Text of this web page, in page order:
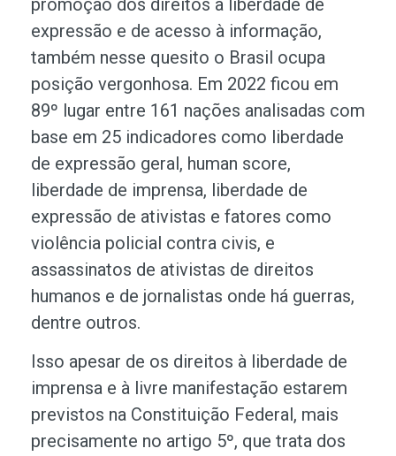
promoção dos direitos à liberdade de
expressão e de acesso à informação,
também nesse quesito o Brasil ocupa
posição vergonhosa. Em 2022 ficou em
89º lugar entre 161 nações analisadas com
base em 25 indicadores como liberdade
de expressão geral, human score,
liberdade de imprensa, liberdade de
expressão de ativistas e fatores como
violência policial contra civis, e
assassinatos de ativistas de direitos
humanos e de jornalistas onde há guerras,
dentre outros.
Isso apesar de os direitos à liberdade de
imprensa e à livre manifestação estarem
previstos na Constituição Federal, mais
precisamente no artigo 5º, que trata dos